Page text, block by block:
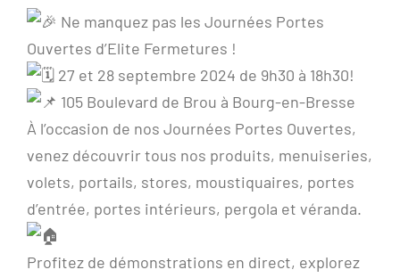
Ne manquez pas les Journées Portes
Ouvertes d’Elite Fermetures !
27 et 28 septembre 2024 de 9h30 à 18h30!
105 Boulevard de Brou à Bourg-en-Bresse
À l’occasion de nos Journées Portes Ouvertes,
venez découvrir tous nos produits, menuiseries,
volets, portails, stores, moustiquaires, portes
d’entrée, portes intérieurs, pergola et véranda.
Profitez de démonstrations en direct, explorez